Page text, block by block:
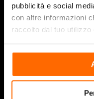
pubblicità e social
con altre informazioni
raccolto dal tuo utilizzo